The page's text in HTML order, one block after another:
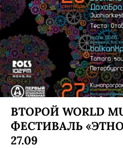
ВТОРОЙ WORLD
ФЕСТИВАЛЬ
27.09